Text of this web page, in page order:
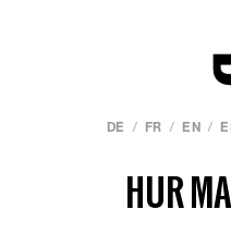
DE / FR / EN /
HUR